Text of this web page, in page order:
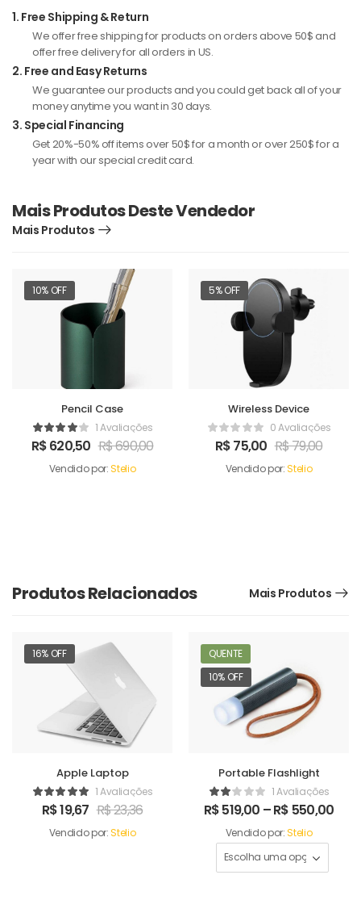
1. Free Shipping & Return
We offer free shipping for products on orders above 50$ and
offer free delivery for all orders in US.
2. Free and Easy Returns
We guarantee our products and you could get back all of your
money anytime you want in 30 days.
3. Special Financing
Get 20%-50% off items over 50$ for a month or over 250$ for a
year with our special credit card.
Mais Produtos Deste Vendedor
Mais Produtos
10% OFF
Pencil Case
1 Avaliações
R$620,50 R$690,00
Vendido por:Stelio
5% OFF
Wireless Device
0 Avaliações
R$75,00 R$79,00
Vendido por:Stelio
Produtos Relacionados Mais Produtos
16% OFF
Apple Laptop
1 Avaliações
R$19,67 R$23,36
Vendido por:Stelio
QUENTE
10% OFF
Portable Flashlight
1 Avaliações
R$519,00 –R$ 550,00
Vendido por:Stelio